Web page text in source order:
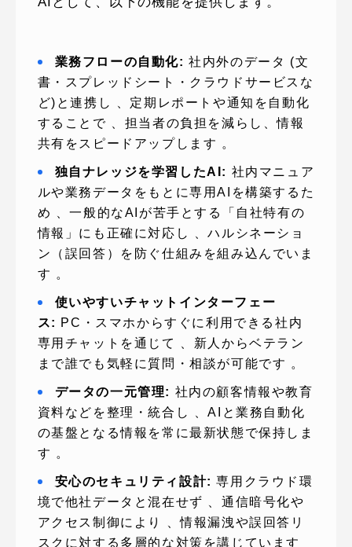
業務フローの自動化: 社内外のデータ (文
書・スプレッドシート・クラウドサービスな
ど)と連携し 、定期レポートや通知を自動化
することで 、担当者の負担を減らし、情報
共有をスピードアップします 。
独自ナレッジを学習したAI: 社内マニュア
ルや業務データをもとに専用AIを構築するた
め 、一般的なAIが苦手とする「自社特有の
情報」にも正確に対応し 、ハルシネーショ
ン（誤回答）を防ぐ仕組みを組み込んでいま
す 。
使いやすいチャットインターフェー
ス: PC・スマホからすぐに利用できる社内
専用チャットを通じて 、新人からベテラン
まで誰でも気軽に質問・相談が可能です 。
データの一元管理: 社内の顧客情報や教育
資料などを整理・統合し 、AIと業務自動化
の基盤となる情報を常に最新状態で保持しま
す 。
安心のセキュリティ設計: 専用クラウド環
境で他社データと混在せず 、通信暗号化や
アクセス制御により 、情報漏洩や誤回答リ
スクに対する多層的な対策を講じています